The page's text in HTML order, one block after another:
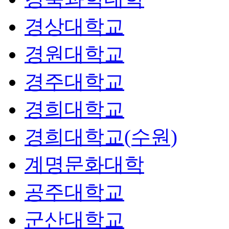
경상대학교
경원대학교
경주대학교
경희대학교
경희대학교(수원)
계명문화대학
공주대학교
군산대학교